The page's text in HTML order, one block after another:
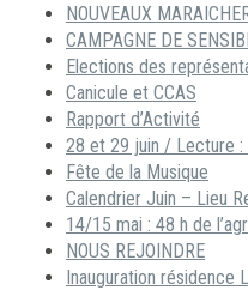
NOUVEAUX
CAMPAGNE DE
Elections des
Canicule et CCAS
Rapport d’Activité
28 et 29 juin / Lecture
Fête de la Musique
Calendrier Juin – Lieu
14/15 mai : 48 h de
NOUS REJOINDRE
Inauguration résidence